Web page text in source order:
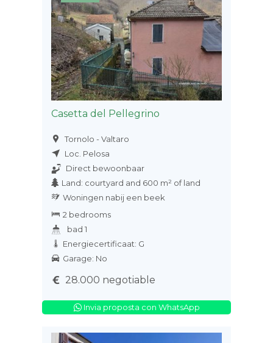
Casetta del Pellegrino
Tornolo - Valtaro
Loc. Pelosa
Direct bewoonbaar
Land: courtyard and 600 m² of land
Woningen nabij een beek
2 bedrooms
bad 1
Energiecertificaat: G
Garage: No
28.000 negotiable
Invia proposta con WhatsApp